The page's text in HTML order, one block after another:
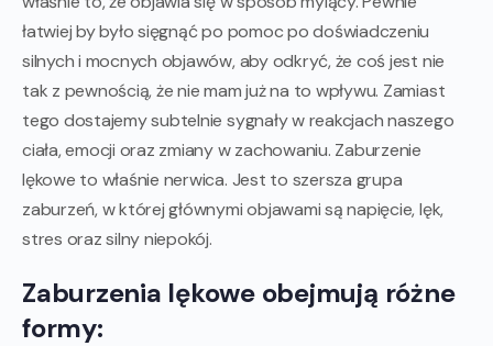
łatwiej by było sięgnąć po pomoc po doświadczeniu
silnych i mocnych objawów, aby odkryć, że coś jest nie
tak z pewnością, że nie mam już na to wpływu. Zamiast
tego dostajemy subtelnie sygnały w reakcjach naszego
ciała, emocji oraz zmiany w zachowaniu. Zaburzenie
lękowe to właśnie nerwica. Jest to szersza grupa
zaburzeń, w której głównymi objawami są napięcie, lęk,
stres oraz silny niepokój.
Zaburzenia lękowe obejmują różne
formy: